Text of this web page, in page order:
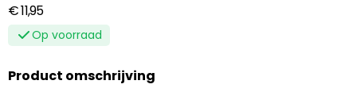
€ 11,95
Op voorraad
Product omschrijving